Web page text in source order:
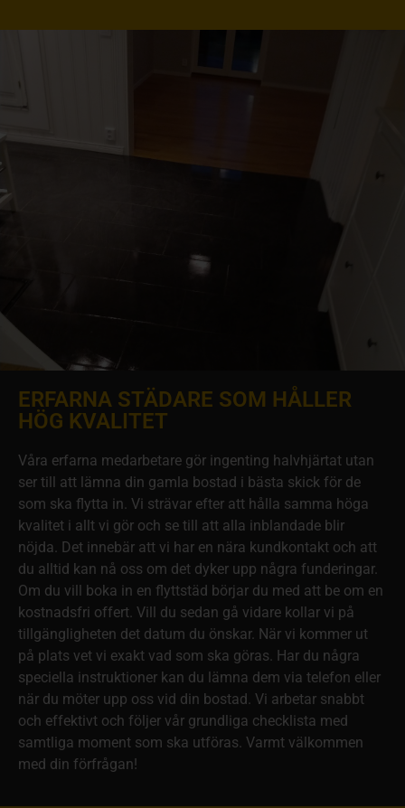
ERFARNA STÄDARE SOM HÅLLER
HÖG KVALITET
Våra erfarna medarbetare gör ingenting halvhjärtat utan
ser till att lämna din gamla bostad i bästa skick för de
som ska flytta in. Vi strävar efter att hålla samma höga
kvalitet i allt vi gör och se till att alla inblandade blir
nöjda. Det innebär att vi har en nära kundkontakt och att
du alltid kan nå oss om det dyker upp några funderingar.
Om du vill boka in en flyttstäd börjar du med att be om en
kostnadsfri offert. Vill du sedan gå vidare kollar vi på
tillgängligheten det datum du önskar. När vi kommer ut
på plats vet vi exakt vad som ska göras. Har du några
speciella instruktioner kan du lämna dem via telefon eller
när du möter upp oss vid din bostad. Vi arbetar snabbt
och effektivt och följer vår grundliga checklista med
samtliga moment som ska utföras. Varmt välkommen
med din förfrågan!